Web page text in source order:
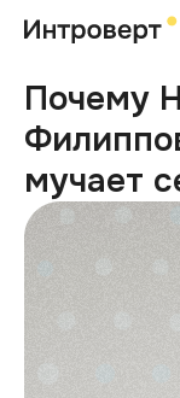
Почему
мучает